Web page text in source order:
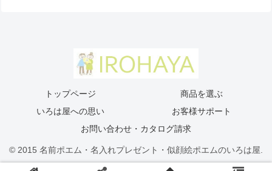
トップページ
商品を選ぶ
いろは屋への思い
お客様サポート
お問い合わせ・カタログ請求
© 2015 名前ポエム・名入れプレゼント・似顔絵ポエムのいろは屋.